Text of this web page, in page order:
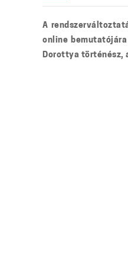
A
online
Dorottya történész,